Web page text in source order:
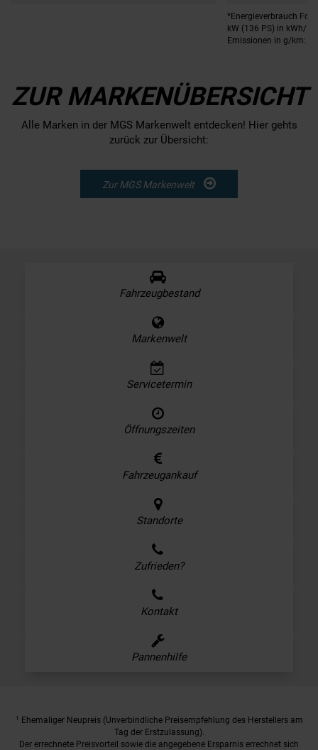
*Energieverbrauch
kW (136 PS) in kWh/
Emissionen in g/km: 0;
ZUR MARKENÜBERSICHT
Alle Marken in der MGS Markenwelt entdecken! Hier gehts
zurück zur Übersicht:
Zur MGS Markenwelt
Fahrzeugbestand
Markenwelt
Servicetermin
Öffnungszeiten
Fahrzeugankauf
Standorte
Zufrieden?
Kontakt
Pannenhilfe
1
Ehemaliger Neupreis (Unverbindliche Preisempfehlung des Herstellers am
Tag der Erstzulassung).
Der errechnete Preisvorteil sowie die angegebene Ersparnis errechnet sich